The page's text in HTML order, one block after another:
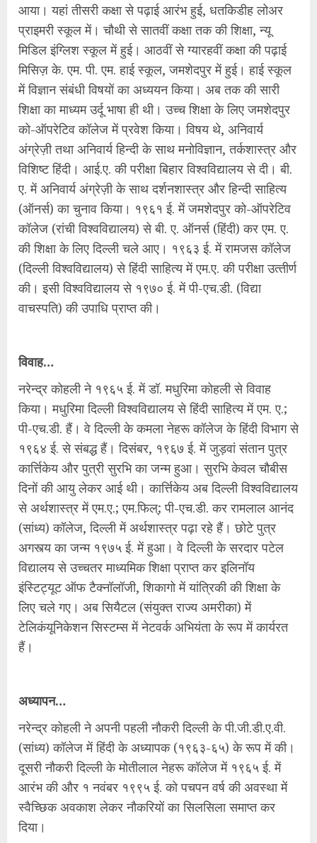
आया। यहां तीसरी कक्षा से पढ़ाई आरंभ हुई, धतकिडीह लोअर
प्राइमरी स्कूल में। चौथी से सातवीं कक्षा तक की शिक्षा, न्यू
मिडिल इंग्लिश स्कूल में हुई। आठवीं से ग्यारहवीं कक्षा की पढ़ाई
मिसिज़ के. एम. पी. एम. हाई स्कूल, जमशेदपुर में हुई। हाई स्कूल
में विज्ञान संबंधी विषयों का अध्ययन किया। अब तक की सारी
शिक्षा का माध्यम उर्दू भाषा ही थी। उच्च शिक्षा के लिए जमशेदपुर
को-ऑपरेटिव कॉलेज में प्रवेश किया। विषय थे, अनिवार्य
अंग्रेज़ी तथा अनिवार्य हिन्दी के साथ मनोविज्ञान, तर्कशास्त्र और
विशिष्ट हिंदी। आई.ए. की परीक्षा बिहार विश्वविद्यालय से दी। बी.
ए. में अनिवार्य अंग्रेज़ी के साथ दर्शनशास्त्र और हिन्दी साहित्य
(ऑनर्स) का चुनाव किया। १९६१ ई. में जमशेदपुर को-ऑपरेटिव
कॉलेज (रांची विश्वविद्यालय) से बी. ए. ऑनर्स (हिंदी) कर एम. ए.
की शिक्षा के लिए दिल्ली चले आए। १९६३ ई. में रामजस कॉलेज
(दिल्ली विश्वविद्यालय) से हिंदी साहित्य में एम.ए. की परीक्षा उत्‍तीर्ण
की। इसी विश्वविद्यालय से १९७० ई. में पी-एच.डी. (विद्या
वाचस्पति) की उपाधि प्राप्त की।
विवाह…
नरेन्द्र कोहली ने १९६५ ई. में डॉ. मधुरिमा कोहली से विवाह
किया। मधुरिमा दिल्ली विश्वविद्यालय से हिंदी साहित्य में एम. ए.;
पी-एच.डी. हैं। वे दिल्ली के कमला नेहरू कॉलेज के हिंदी विभाग से
१९६४ ई. से संबद्ध हैं। दिसंबर, १९६७ ई. में जुड़वां संतान पुत्र
कार्त्तिकेय और पुत्री सुरभि का जन्म हुआ। सुरभि केवल चौबीस
दिनों की आयु लेकर आई थी। कार्त्तिकेय अब दिल्ली विश्वविद्यालय
से अर्थशास्त्र में एम.ए.; एम.फिल्; पी-एच.डी. कर रामलाल आनंद
(सांध्य) कॉलेज, दिल्ली में अर्थशास्त्र पढ़ा रहे हैं। छोटे पुत्र
अगस्त्य का जन्म १९७५ ई. में हुआ। वे दिल्ली के सरदार पटेल
विद्यालय से उच्चतर माध्यमिक शिक्षा प्राप्त कर इलिनॉय
इंस्टिट्यूट ऑफ टैक्नॉलॉजी, शिकागो में यांत्रिकी की शिक्षा के
लिए चले गए। अब सियैटल (संयुक्त राज्य अमरीका) में
टेलिकंयूनिकेशन सिस्‍टम्‍स में नेटवर्क अभियंता के रूप में कार्यरत
हैं।
अध्यापन…
नरेन्द्र कोहली ने अपनी पहली नौकरी दिल्ली के पी.जी.डी.ए.वी.
(सांध्य) कॉलेज में हिंदी के अध्यापक (१९६३-६५) के रूप में की।
दूसरी नौकरी दिल्ली के मोतीलाल नेहरू कॉलेज में १९६५ ई. में
आरंभ की और १ नवंबर १९९५ ई. को पचपन वर्ष की अवस्था में
स्वैच्छिक अवकाश लेकर नौकरियों का सिलसिला समाप्त कर
दिया।